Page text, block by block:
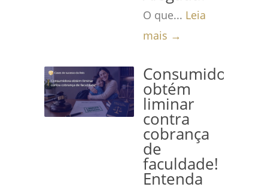
O que... Leia
mais →
Consumidora
obtém
liminar
contra
cobrança
de
faculdade!
Entenda